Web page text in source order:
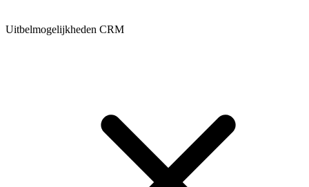
Uitbelmogelijkheden CRM